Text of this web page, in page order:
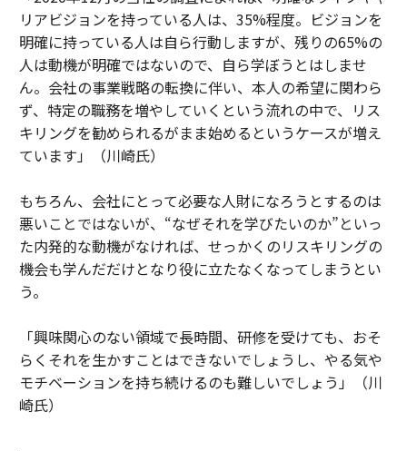
リアビジョンを持っている人は、35%程度。ビジョンを
明確に持っている人は自ら行動しますが、残りの65%の
人は動機が明確ではないので、自ら学ぼうとはしませ
ん。会社の事業戦略の転換に伴い、本人の希望に関わら
ず、特定の職務を増やしていくという流れの中で、リス
キリングを勧められるがまま始めるというケースが増え
ています」（川崎氏）
もちろん、会社にとって必要な人財になろうとするのは
悪いことではないが、“なぜそれを学びたいのか”といっ
た内発的な動機がなければ、せっかくのリスキリングの
機会も学んだだけとなり役に立たなくなってしまうとい
う。
「興味関心のない領域で長時間、研修を受けても、おそ
らくそれを生かすことはできないでしょうし、やる気や
モチベーションを持ち続けるのも難しいでしょう」（川
崎氏）